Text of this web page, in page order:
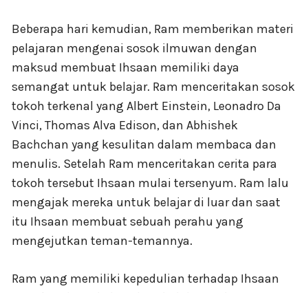
Beberapa hari kemudian, Ram memberikan materi
pelajaran mengenai sosok ilmuwan dengan
maksud membuat Ihsaan memiliki daya
semangat untuk belajar. Ram menceritakan sosok
tokoh terkenal yang Albert Einstein, Leonadro Da
Vinci, Thomas Alva Edison, dan Abhishek
Bachchan yang kesulitan dalam membaca dan
menulis. Setelah Ram menceritakan cerita para
tokoh tersebut Ihsaan mulai tersenyum. Ram lalu
mengajak mereka untuk belajar di luar dan saat
itu Ihsaan membuat sebuah perahu yang
mengejutkan teman-temannya.
Ram yang memiliki kepedulian terhadap Ihsaan